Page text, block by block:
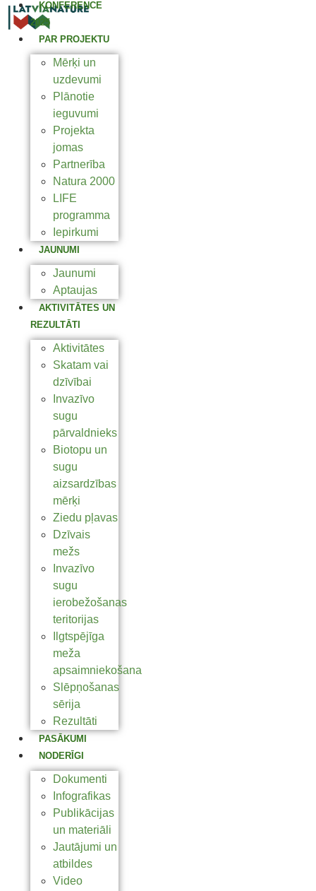
KONFERENCE
2025
PAR PROJEKTU
Mērķi un
uzdevumi
Plānotie
ieguvumi
Projekta
jomas
Partnerība
Natura 2000
LIFE
programma
Iepirkumi
JAUNUMI
Jaunumi
Aptaujas
AKTIVITĀTES UN
REZULTĀTI
Aktivitātes
Skatam vai
dzīvībai
Invazīvo
sugu
pārvaldnieks
Biotopu un
sugu
aizsardzības
mērķi
Ziedu pļavas
Dzīvais
mežs
Invazīvo
sugu
ierobežošanas
teritorijas
Ilgtspējīga
meža
apsaimniekošana
Slēpņošanas
sērija
Rezultāti
PASĀKUMI
NODERĪGI
Dokumenti
Infografikas
Publikācijas
un materiāli
Jautājumi un
atbildes
Video